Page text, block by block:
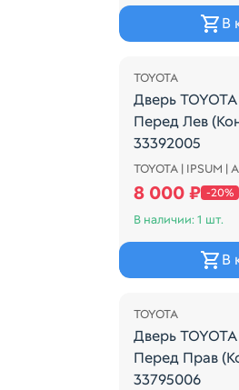
В
Распродажа
TOYOTA
Дверь
Перед Лев
33392005
COLOR - 202
TOYOTA | IPSUM |
8 000 ₽ -20%
В наличии: 1 шт.
В
Распродажа
TOYOTA
Дверь
Перед Прав
33795006